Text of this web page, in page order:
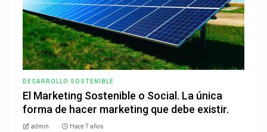
DESARROLLO SOSTENIBLE
El Marketing Sostenible o Social. La única
forma de hacer marketing que debe existir.
admin Hace 7 años